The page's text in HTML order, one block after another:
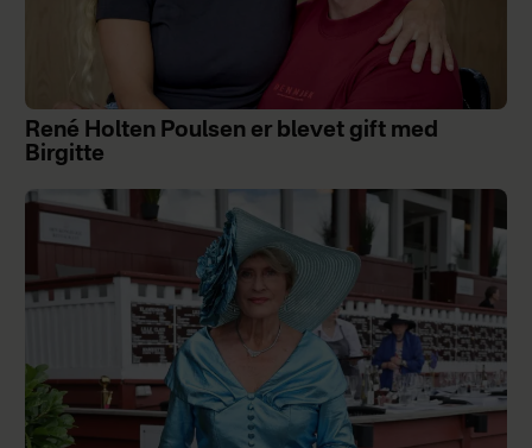
René Holten Poulsen er blevet gift med
Birgitte